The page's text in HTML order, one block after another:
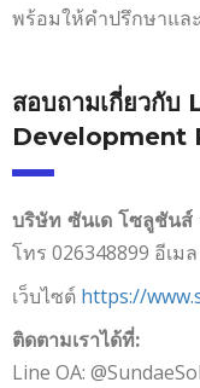
พร้อมให้คำปรึกษาแ
สอบถามเกี่ยวกั
Development
บริษัท ซันเด โซลูชันส์
โทร 026348899 อีเม
เว็บไซต์ https://
ติดตามเราได้ที่:
Line OA: